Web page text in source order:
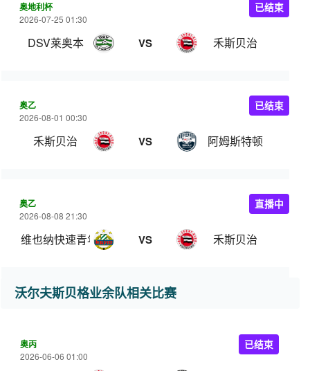
奥地利杯
2026-07-25 01:30
DSV莱奥本 VS 禾斯贝治
已结束
奥乙
2026-08-01 00:30
禾斯贝治 VS 阿姆斯特顿
已结束
奥乙
2026-08-08 21:30
维也纳快速青年队 VS 禾斯贝治
直播中
沃尔夫斯贝格业余队相关比赛
奥丙
2026-06-06 01:00
已结束